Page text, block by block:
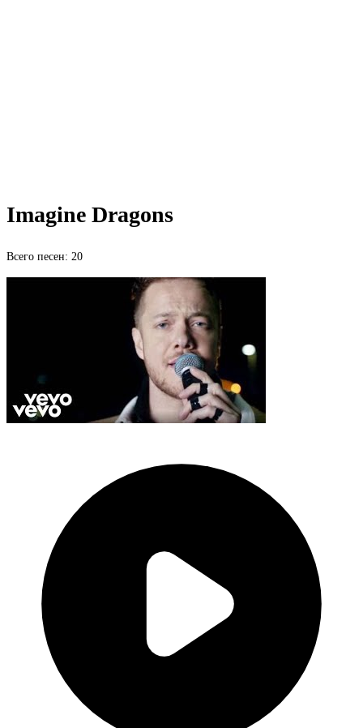
Imagine Dragons
Всего песен: 20